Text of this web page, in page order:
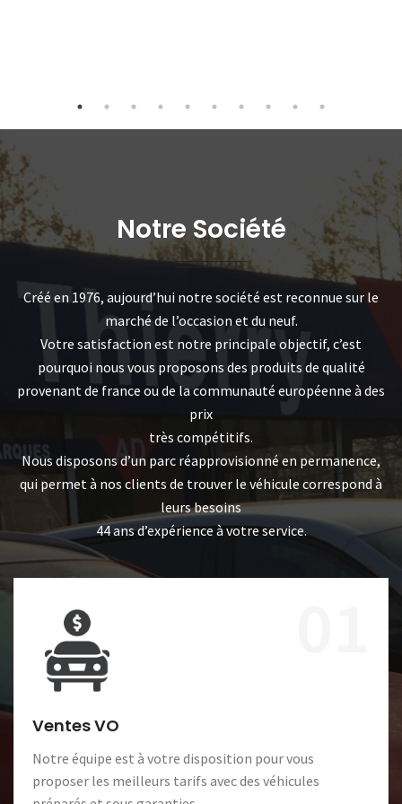
Notre Société
Créé en 1976, aujourd’hui notre société est reconnue sur le
marché de l’occasion et du neuf.
Votre satisfaction est notre principale objectif, c’est
pourquoi nous vous proposons des produits de qualité
provenant de france ou de la communauté européenne à des
prix
très compétitifs.
Nous disposons d’un parc réapprovisionné en permanence,
qui permet à nos clients de trouver le véhicule correspond à
leurs besoins
44 ans d’expérience à votre service.
Ventes VO
Notre équipe est à votre disposition pour vous
proposer les meilleurs tarifs avec des véhicules